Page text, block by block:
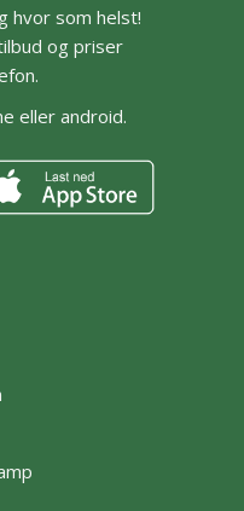
hvor som helst!
og priser
eller android.